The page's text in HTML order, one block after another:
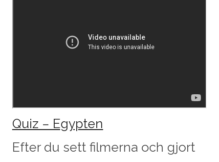
Quiz – Egypten
Efter du sett filmerna och gjort